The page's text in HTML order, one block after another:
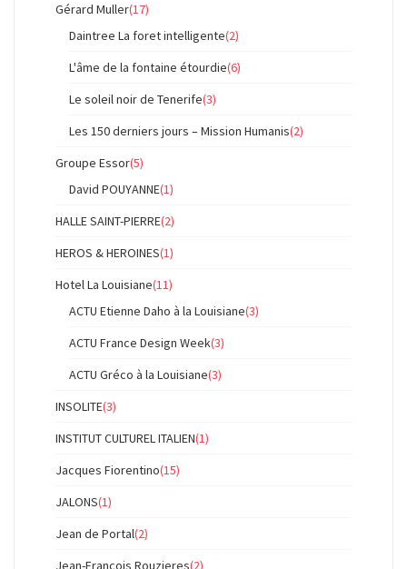
Gérard Muller(17)
Daintree La foret intelligente(2)
L'âme de la fontaine étourdie(6)
Le soleil noir de Tenerife(3)
Les 150 derniers jours – Mission Humanis(2)
Groupe Essor(5)
David POUYANNE(1)
HALLE SAINT-PIERRE(2)
HEROS & HEROINES(1)
Hotel La Louisiane(11)
ACTU Etienne Daho à la Louisiane(3)
ACTU France Design Week(3)
ACTU Gréco à la Louisiane(3)
INSOLITE(3)
INSTITUT CULTUREL ITALIEN(1)
Jacques Fiorentino(15)
JALONS(1)
Jean de Portal(2)
Jean-Francois Rouzieres(2)